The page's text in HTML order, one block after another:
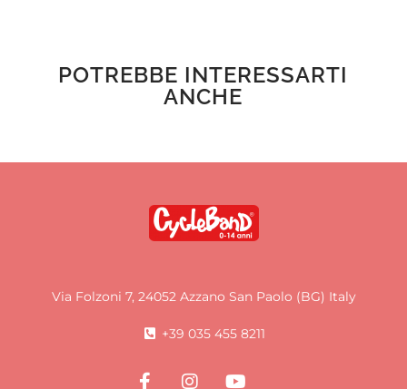
POTREBBE INTERESSARTI
ANCHE
Via Folzoni 7, 24052 Azzano San Paolo (BG) Italy
+39 035 455 8211